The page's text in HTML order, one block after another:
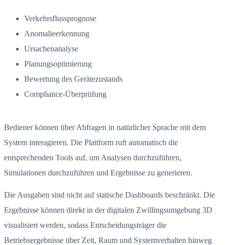
Verkehrsflussprognose
Anomalieerkennung
Ursachenanalyse
Planungsoptimierung
Bewertung des Gerätezustands
Compliance-Überprüfung
Bediener können über Abfragen in natürlicher Sprache mit dem
System interagieren. Die Plattform ruft automatisch die
entsprechenden Tools auf, um Analysen durchzuführen,
Simulationen durchzuführen und Ergebnisse zu generieren.
Die Ausgaben sind nicht auf statische Dashboards beschränkt. Die
Ergebnisse können direkt in der digitalen Zwillingsumgebung 3D
visualisiert werden, sodass Entscheidungsträger die
Betriebsergebnisse über Zeit, Raum und Systemverhalten hinweg